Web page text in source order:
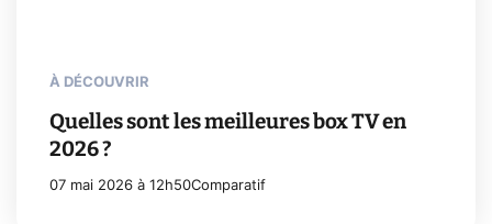
À DÉCOUVRIR
Quelles sont les meilleures box TV en
2026 ?
07 mai 2026 à 12h50Comparatif